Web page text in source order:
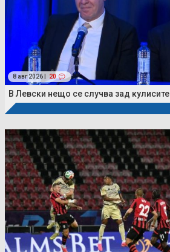
8 авг 2026 | 20
В Левски нещо се случва зад кулисите